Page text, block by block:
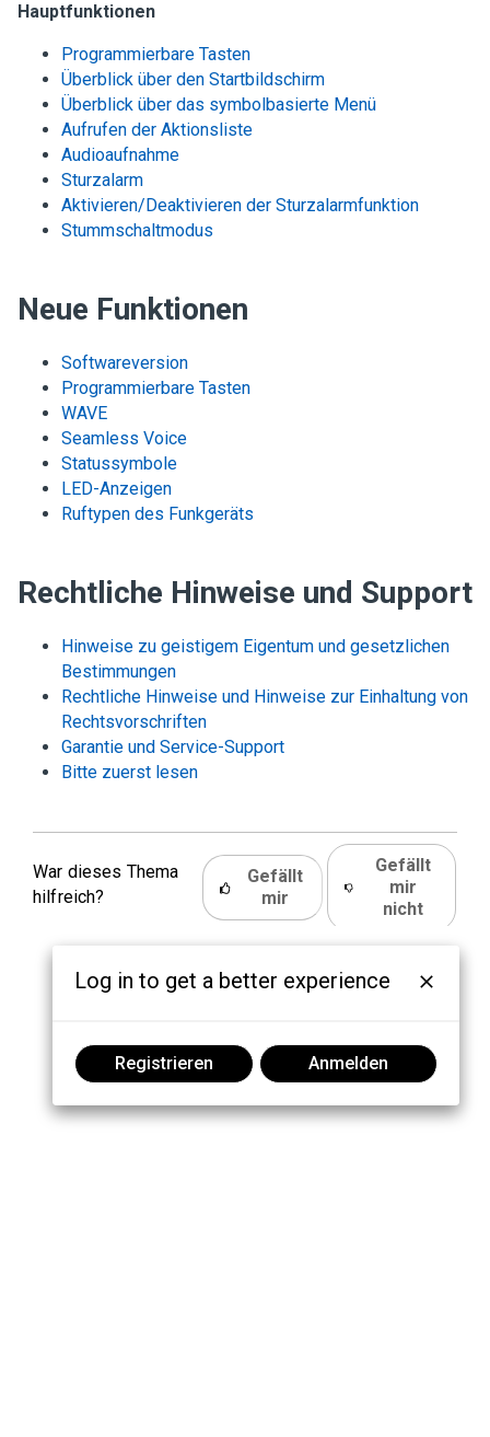
Hauptfunktionen
Programmierbare Tasten
Überblick über den Startbildschirm
Überblick über das symbolbasierte Menü
Aufrufen der Aktionsliste
Audioaufnahme
Sturzalarm
Aktivieren/Deaktivieren der Sturzalarmfunktion
Stummschaltmodus
Neue Funktionen
Softwareversion
Programmierbare Tasten
WAVE
Seamless Voice
Statussymbole
LED-Anzeigen
Ruftypen des Funkgeräts
Rechtliche Hinweise und Support
Hinweise zu geistigem Eigentum und gesetzlichen
Bestimmungen
Rechtliche Hinweise und Hinweise zur Einhaltung von
Rechtsvorschriften
Garantie und Service-Support
Bitte zuerst lesen
War dieses Thema
hilfreich?
Gefällt
mir
Gefällt
mir
nicht
Log in to get a better experience
Registrieren Anmelden